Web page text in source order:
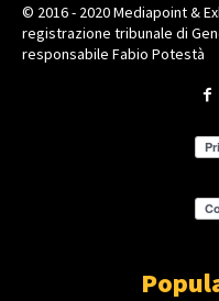
© 2016 - 2020 Mediapoint &
registrazione tribunale di
responsabile Fabio Potestà